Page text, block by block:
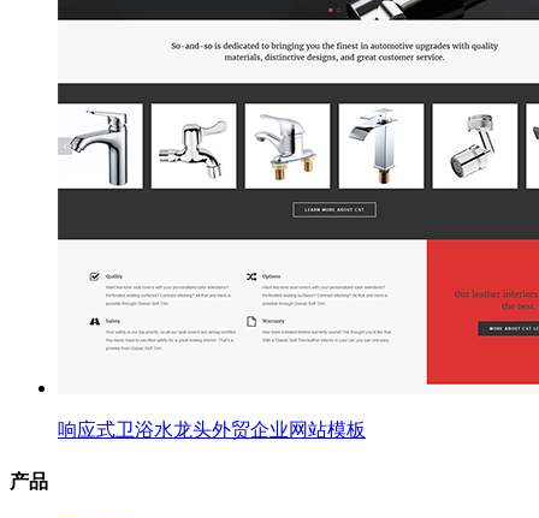
响应式卫浴水龙头外贸企业网站模板
产品